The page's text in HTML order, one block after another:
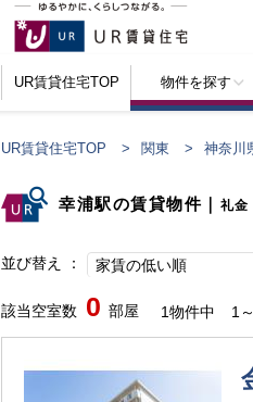
UR賃貸住宅TOP 物件を探す
UR賃貸住宅TOP 関東 神奈川
幸浦駅の賃貸物件 ｜ 礼金
並び替え 家賃の低い順
該当空室数 0 部屋 1物件中 1